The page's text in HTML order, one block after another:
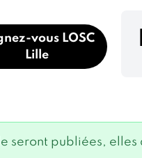
vous LOSC
Lille
seront publiées,